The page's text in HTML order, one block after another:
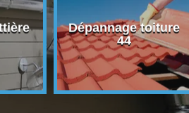
Dépannage toiture
44